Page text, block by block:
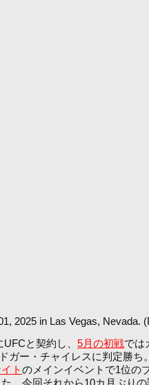
2025 in Las Vegas, Nevada.
と契約し、 5月の初戦では
ガー・チャイレスに判定勝ち。
トのメインイベントで1位の